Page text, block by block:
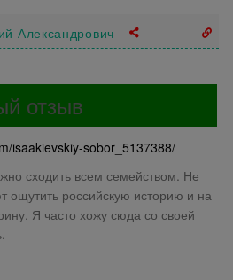
Александрович
отзыв
isaakievskiy-sobor_5137388/
сходить всем семейством. Не
ощутить российскую историю и на
Я часто хожу сюда со своей